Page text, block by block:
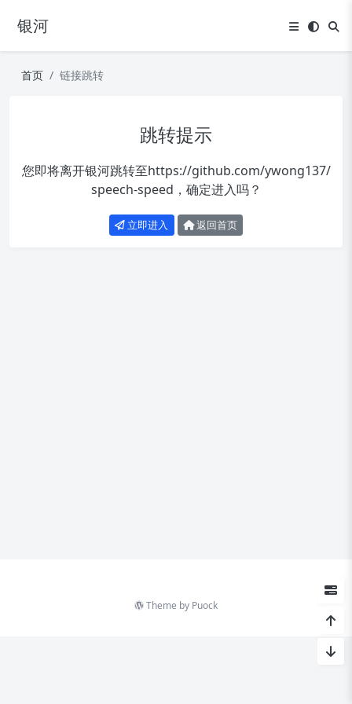
银河
首页 链接跳转
跳转提示
您即将离开银河跳转至https://github.com/ywong137/
speech-speed ，确定进入吗？
立即进入 返回首页
Theme by Puock